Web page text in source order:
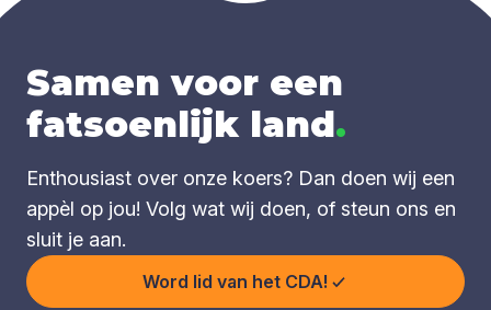
Samen voor een
fatsoenlijk land.
Enthousiast over onze koers? Dan doen wij een
appèl op jou! Volg wat wij doen, of steun ons en
sluit je aan.
Word lid van het CDA!